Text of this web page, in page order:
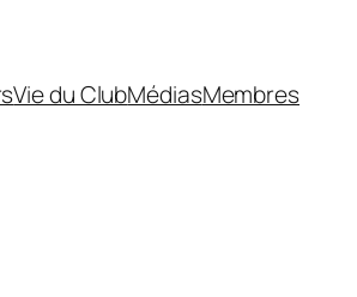
Vie du ClubMédiasMembres